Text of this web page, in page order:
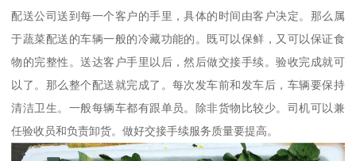
配送公司送到每一个客户的手里，具体的时间由客户决定。那么属
于蔬菜配送的车辆一般的冷藏功能的。既可以保鲜，又可以保证食
物的完整性。送达客户手里以后，然后做交接手续。验收完成就可
以了。那么整个配送就完成了。每次发车前和发车后，车辆要保持
清洁卫生。一般每辆车都有跟单员。除非货物比较少。司机可以兼
任验收员和负责卸货。做好交接手续服务质量要提高。